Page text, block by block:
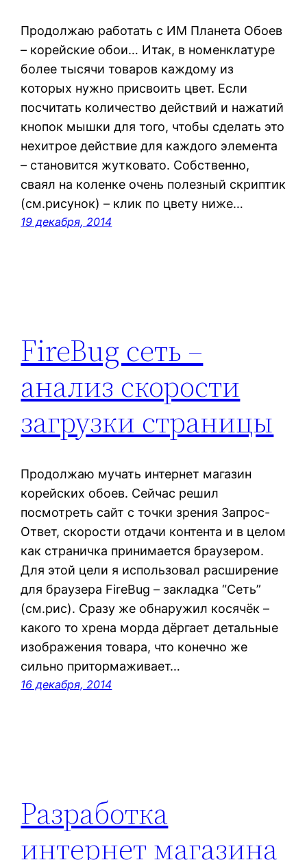
Продолжаю работать с ИМ Планета Обоев
– корейские обои… Итак, в номенклатуре
более тысячи товаров каждому из
которых нужно присвоить цвет. Если
посчитать количество действий и нажатий
кнопок мышки для того, чтобы сделать это
нехитрое действие для каждого элемента
– становится жутковато. Собственно,
сваял на коленке очень полезный скриптик
(см.рисунок) – клик по цвету ниже…
19 декабря, 2014
FireBug сеть –
анализ скорости
загрузки страницы
Продолжаю мучать интернет магазин
корейских обоев. Сейчас решил
посмотреть сайт с точки зрения Запрос-
Ответ, скорости отдачи контента и в целом
как страничка принимается браузером.
Для этой цели я использовал расширение
для браузера FireBug – закладка “Сеть”
(см.рис). Сразу же обнаружил косячёк –
какого то хрена морда дёргает детальные
изображения товара, что конечно же
сильно притормаживает…
16 декабря, 2014
Разработка
интернет магазина